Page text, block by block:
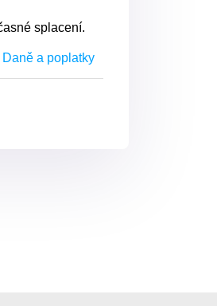
splacení.
Daně a poplatky